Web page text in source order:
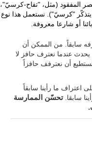
المفقود (مثل، "تفاح-كرسيّ"،
يتذكّر "كرسيّ"). نستعمل هذا نوع
أو شارعا معروفة.
سابقاً. من الممكن أن
يحدث عندما نعترف حافز لا
أن نعترفف حافزاً
اعتراف ما رأينا سابقاً
سابقا.تحسّن الممارسة